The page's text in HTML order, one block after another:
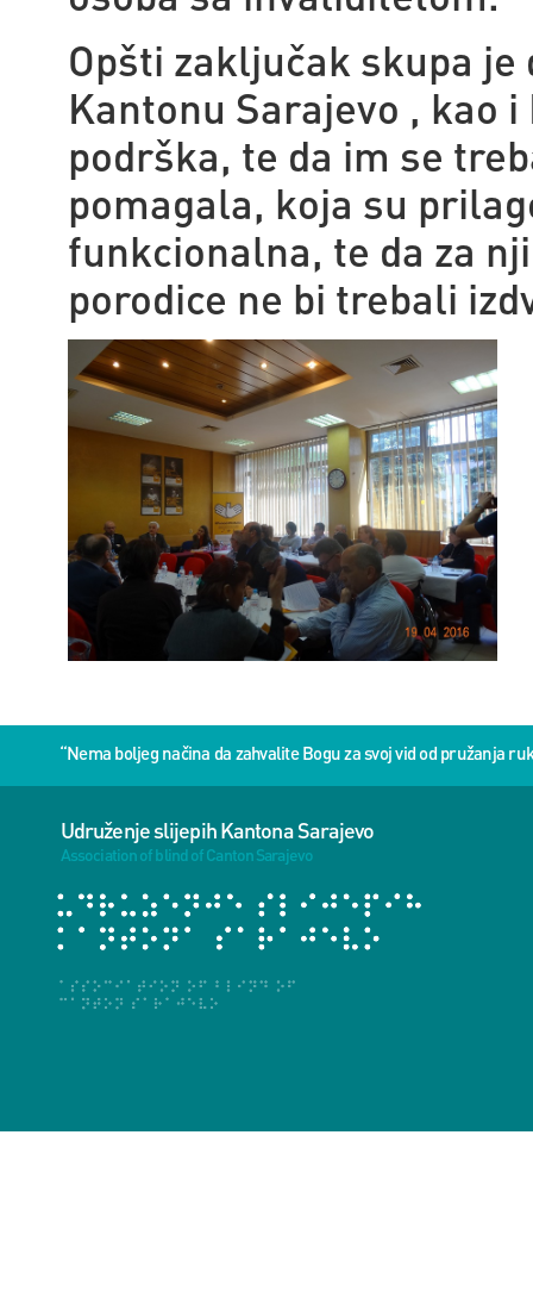
Opšti zaključak skupa
Kantonu Sarajevo , kao
podrška, te da im se
pomagala, koja su
funkcionalna, te da za
porodice ne bi trebali
“Nema boljeg načina da zahvalite Bogu za svoj vid od pružanja
Udruženje slijepih Kantona Sarajevo
Association of blind of Canton Sarajevo